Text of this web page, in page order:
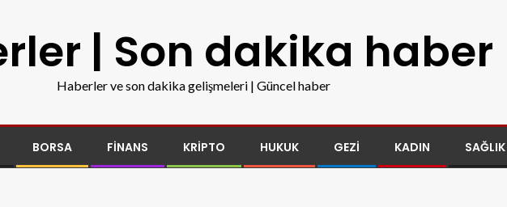
| Son dakika haber
Haberler ve son dakika gelişmeleri | Güncel haber
BORSA FINANS KRIPTO HUKUK GEZI KADIN SAĞLIK